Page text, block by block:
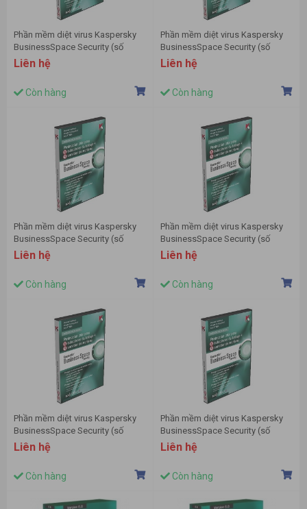
Phần mềm diệt virus Kaspersky
BusinessSpace Security (số
lượng 15-19)
Liên hệ
Còn hàng
Phần mềm diệt virus Kaspersky
BusinessSpace Security (số
lượng 150-249)
Liên hệ
Còn hàng
Phần mềm diệt virus Kaspersky
BusinessSpace Security (số
lượng 20-24)
Liên hệ
Còn hàng
Phần mềm diệt virus Kaspersky
BusinessSpace Security (số
lượng 25-49)
Liên hệ
Còn hàng
Phần mềm diệt virus Kaspersky
BusinessSpace Security (số
lượng 250-949)
Liên hệ
Còn hàng
Phần mềm diệt virus Kaspersky
BusinessSpace Security (số
lượng 50-99)
Liên hệ
Còn hàng